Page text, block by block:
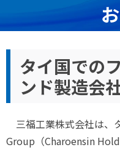
タイ国での
ンド製造会
三福工業株式会社は、
Group（Charoensin